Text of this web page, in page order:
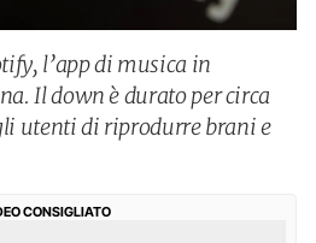
l’app di musica in
Il down è durato per circa
utenti di riprodurre brani e
CONSIGLIATO